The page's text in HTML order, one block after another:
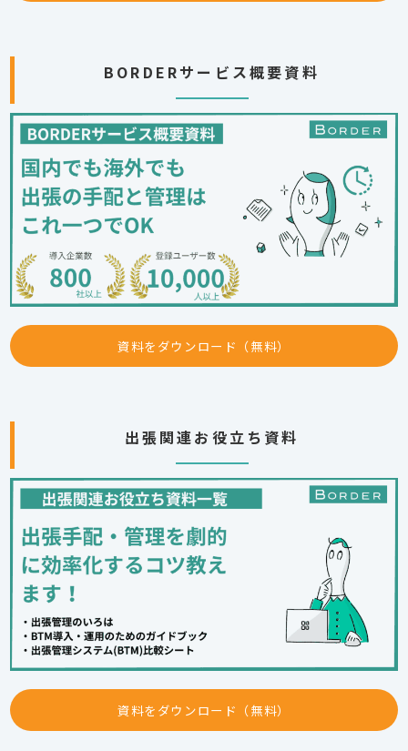
BORDERサービス概要資料
資料をダウンロード（無料）
出張関連お役立ち資料
資料をダウンロード（無料）